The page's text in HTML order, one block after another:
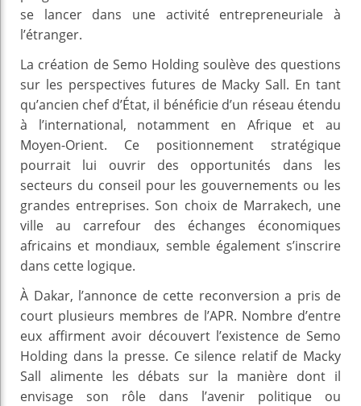
se lancer dans une activité entrepreneuriale à
l’étranger.
La création de Semo Holding soulève des questions
sur les perspectives futures de Macky Sall. En tant
qu’ancien chef d’État, il bénéficie d’un réseau étendu
à l’international, notamment en Afrique et au
Moyen-Orient. Ce positionnement stratégique
pourrait lui ouvrir des opportunités dans les
secteurs du conseil pour les gouvernements ou les
grandes entreprises. Son choix de Marrakech, une
ville au carrefour des échanges économiques
africains et mondiaux, semble également s’inscrire
dans cette logique.
À Dakar, l’annonce de cette reconversion a pris de
court plusieurs membres de l’APR. Nombre d’entre
eux affirment avoir découvert l’existence de Semo
Holding dans la presse. Ce silence relatif de Macky
Sall alimente les débats sur la manière dont il
envisage son rôle dans l’avenir politique ou